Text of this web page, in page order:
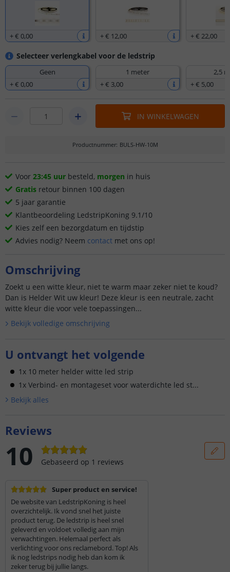
+€ 0,00 +€ 12,00 +€ 22,00
Selecteer verlengkabel voor de ledstrip
Geen
+€ 0,00
1 meter
+€ 3,00
2,5
+€ 5,00
IN WINKELWAGEN
Productnummer: BULS-HW-10M
Voor 23:45 uur besteld, morgen in huis
Gratis retour binnen 100 dagen
5 jaar garantie
Klantbeoordeling LedstripKoning 9.1/10
Kies zelf een bezorgdatum en tijdstip
Advies nodig? Neem contact met ons op!
Omschrijving
Zoekt u een witte kleur, niet te warm maar zeker niet te koud?
Dan is Helder Wit uw kleur! Deze kleur is een neutrale, zacht
witte kleur die voor vele toepassingen...
Bekijk volledige omschrijving
U ontvangt het volgende
1x 10 meter helder witte led strip
1x Verbind- en montageset voor waterdichte led st...
Bekijk alles
Reviews
10 Gebaseerd op 1 reviews
Super product en service!
De website van LedstripKoning is heel
overzichtelijk. Ik vond snel het juiste
product terug. De ledstrip is heel snel
geleverd en voldoet volledig aan mijn
verwachtingen. Helemaal perfect als
verlichting voor ons reclamebord. Top! Als
ik nog ledstrips nodig heb dan kom ik
zeker terug bij jullie langs.